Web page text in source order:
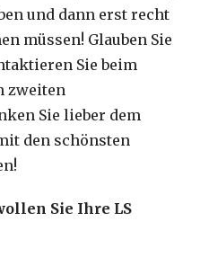
und dann erst recht
müssen! Glauben Sie
Sie beim
zweiten
Sie lieber dem
den schönsten
Sie Ihre LS